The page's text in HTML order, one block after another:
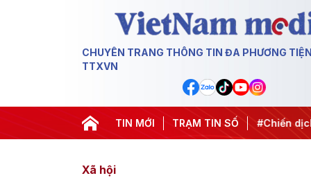
CHUYÊN TRANG THÔNG TIN ĐA PHƯƠNG
TTXVN
TIN MỚI TRẠM TIN SỐ
#Đưa Nghị quyết thành hành động #Chiến dịch 500
Xã hội